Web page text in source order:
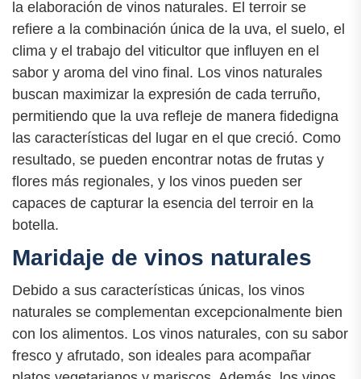
la elaboración de vinos naturales. El terroir se
refiere a la combinación única de la uva, el suelo, el
clima y el trabajo del viticultor que influyen en el
sabor y aroma del vino final. Los vinos naturales
buscan maximizar la expresión de cada terruño,
permitiendo que la uva refleje de manera fidedigna
las características del lugar en el que creció. Como
resultado, se pueden encontrar notas de frutas y
flores más regionales, y los vinos pueden ser
capaces de capturar la esencia del terroir en la
botella.
Maridaje de vinos naturales
Debido a sus características únicas, los vinos
naturales se complementan excepcionalmente bien
con los alimentos. Los vinos naturales, con su sabor
fresco y afrutado, son ideales para acompañar